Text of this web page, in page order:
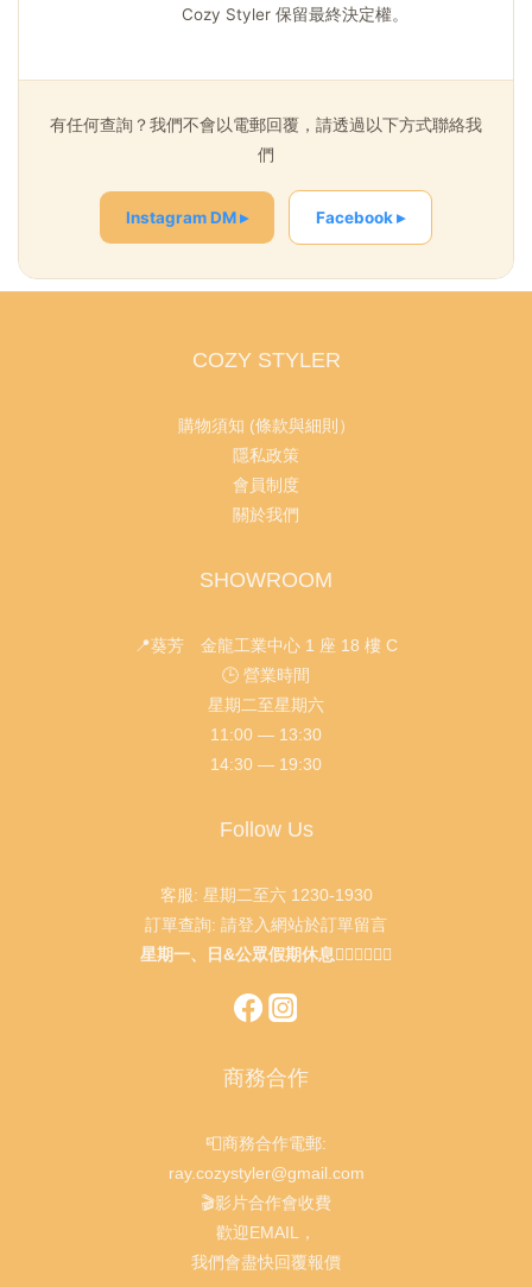
Cozy Styler 保留最終決定權。
有任何查詢？我們不會以電郵回覆，請透過以下方式聯絡我
們
Instagram DM ▸ Facebook ▸
COZY STYLER
購物須知 (條款與細則）
隱私政策
會員制度
關於我們
SHOWROOM
📍葵芳 金龍工業中心 1 座 18 樓 C
🕒 營業時間
星期二至星期六
11:00 — 13:30
14:30 — 19:30
Follow Us
客服: 星期二至六 1230-1930
訂單查詢: 請登入網站於訂單留言
星期一、日&公眾假期休息🙇🏻‍♂️🙇🏻‍♀️
商務合作
📮商務合作電郵:
ray.cozystyler@gmail.com
🎬影片合作會收費
歡迎EMAIL，
我們會盡快回覆報價